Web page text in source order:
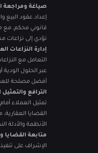
صياغة ومراجعة
إعداد عقود البيع
قانوني محكم، مع
تؤدي إلى نزاعات
إدارة النزاعات
التعامل مع
عبر الحلول الودية
أفضل مصلحة
الترافع
تمثيل العملاء
القضايا
الأنظمة والأدلة
متابعة القضايا
الإشراف على تنفيذ